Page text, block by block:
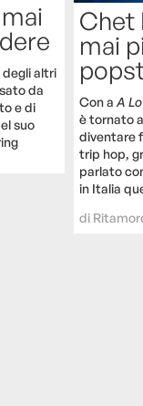
altri
da
e di
suo
Chet
mai
Con a A
è tornato
diventare
trip hop,
parlato
in Italia
di